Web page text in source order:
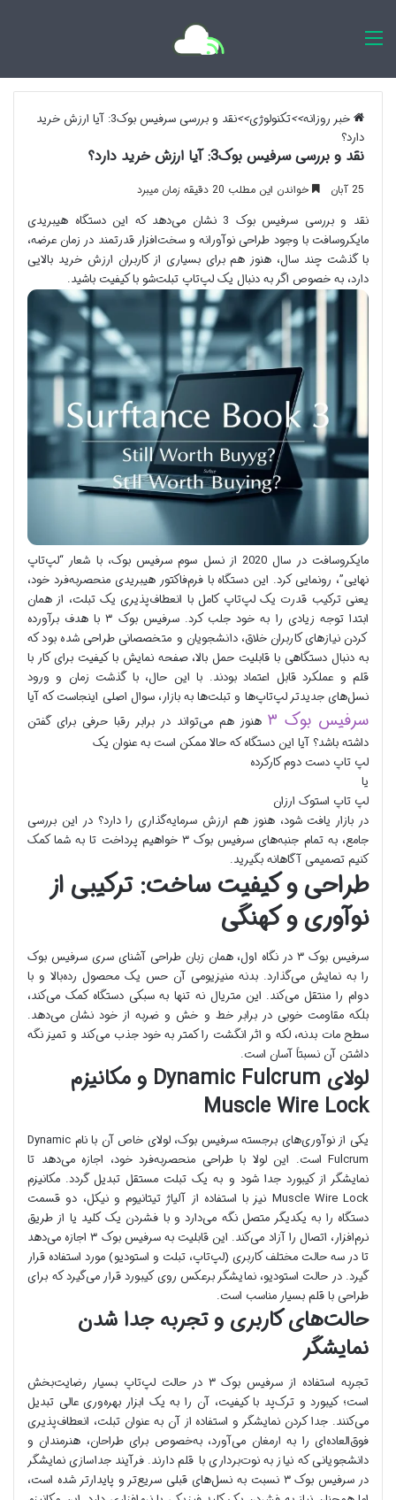
خبر روزانه>>تکنولوژی>>
نقد و بررسی سرفیس بوک3: آیا ارزش خرید
دارد؟
نقد و بررسی سرفیس بوک3: آیا ارزش خرید دارد؟
25 آبان خواندن این مطلب 20 دقیقه زمان میبرد
نقد و بررسی سرفیس بوک 3 نشان می‌دهد که این دستگاه هیبریدی
مایکروسافت با وجود طراحی نوآورانه و سخت‌افزار قدرتمند در زمان عرضه،
با گذشت چند سال، هنوز هم برای بسیاری از کاربران ارزش خرید بالایی
دارد، به خصوص اگر به دنبال یک لپ‌تاپ تبلت‌شو با کیفیت باشید.
مایکروسافت در سال 2020 از نسل سوم سرفیس بوک، با شعار “لپ‌تاپ
نهایی”، رونمایی کرد. این دستگاه با فرم‌فاکتور هیبریدی منحصربه‌فرد خود،
یعنی ترکیب قدرت یک لپ‌تاپ کامل با انعطاف‌پذیری یک تبلت، از همان
ابتدا توجه زیادی را به خود جلب کرد. سرفیس بوک ۳ با هدف برآورده
کردن نیازهای کاربران خلاق، دانشجویان و متخصصانی طراحی شده بود که
به دنبال دستگاهی با قابلیت حمل بالا، صفحه نمایش با کیفیت برای کار با
قلم و عملکرد قابل اعتماد بودند. با این حال، با گذشت زمان و ورود
نسل‌های جدیدتر لپ‌تاپ‌ها و تبلت‌ها به بازار، سوال اصلی اینجاست که آیا
سرفیس بوک ۳
هنوز هم می‌تواند در برابر رقبا حرفی برای گفتن
داشته باشد؟ آیا این دستگاه که حالا ممکن است به عنوان یک
لپ تاپ دست دوم کارکرده
یا
لپ تاپ استوک ارزان
در بازار یافت شود، هنوز هم ارزش سرمایه‌گذاری را دارد؟ در این بررسی
جامع، به تمام جنبه‌های سرفیس بوک ۳ خواهیم پرداخت تا به شما کمک
کنیم تصمیمی آگاهانه بگیرید.
طراحی و کیفیت ساخت: ترکیبی از
نوآوری و کهنگی
سرفیس بوک ۳ در نگاه اول، همان زبان طراحی آشنای سری سرفیس بوک
را به نمایش می‌گذارد. بدنه منیزیومی آن حس یک محصول رده‌بالا و با
دوام را منتقل می‌کند. این متریال نه تنها به سبکی دستگاه کمک می‌کند،
بلکه مقاومت خوبی در برابر خط و خش و ضربه از خود نشان می‌دهد.
سطح مات بدنه، لکه و اثر انگشت را کمتر به خود جذب می‌کند و تمیز نگه
داشتن آن نسبتاً آسان است.
لولای Dynamic Fulcrum و مکانیزم
Muscle Wire Lock
یکی از نوآوری‌های برجسته سرفیس بوک، لولای خاص آن با نام Dynamic
Fulcrum است. این لولا با طراحی منحصربه‌فرد خود، اجازه می‌دهد تا
نمایشگر از کیبورد جدا شود و به یک تبلت مستقل تبدیل گردد. مکانیزم
Muscle Wire Lock نیز با استفاده از آلیاژ تیتانیوم و نیکل، دو قسمت
دستگاه را به یکدیگر متصل نگه می‌دارد و با فشردن یک کلید یا از طریق
نرم‌افزار، اتصال را آزاد می‌کند. این قابلیت به سرفیس بوک ۳ اجازه می‌دهد
تا در سه حالت مختلف کاربری (لپ‌تاپ، تبلت و استودیو) مورد استفاده قرار
گیرد. در حالت استودیو، نمایشگر برعکس روی کیبورد قرار می‌گیرد که برای
طراحی با قلم بسیار مناسب است.
حالت‌های کاربری و تجربه جدا شدن
نمایشگر
تجربه استفاده از سرفیس بوک ۳ در حالت لپ‌تاپ بسیار رضایت‌بخش
است؛ کیبورد و ترک‌پد با کیفیت، آن را به یک ابزار بهره‌وری عالی تبدیل
می‌کنند. جدا کردن نمایشگر و استفاده از آن به عنوان تبلت، انعطاف‌پذیری
فوق‌العاده‌ای را به ارمغان می‌آورد، به‌خصوص برای طراحان، هنرمندان و
دانشجویانی که نیاز به نوت‌برداری با قلم دارند. فرآیند جداسازی نمایشگر
در سرفیس بوک ۳ نسبت به نسل‌های قبلی سریع‌تر و پایدارتر شده است،